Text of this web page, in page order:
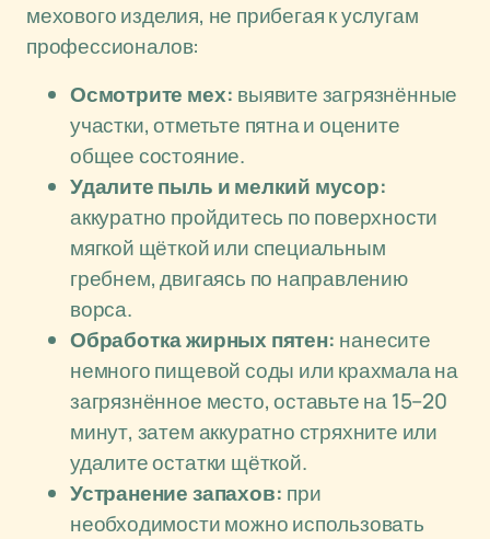
мехового изделия, не прибегая к услугам
профессионалов:
Осмотрите мех: выявите загрязнённые
участки, отметьте пятна и оцените
общее состояние.
Удалите пыль и мелкий мусор:
аккуратно пройдитесь по поверхности
мягкой щёткой или специальным
гребнем, двигаясь по направлению
ворса.
Обработка жирных пятен: нанесите
немного пищевой соды или крахмала на
загрязнённое место, оставьте на 15–20
минут, затем аккуратно стряхните или
удалите остатки щёткой.
Устранение запахов: при
необходимости можно использовать